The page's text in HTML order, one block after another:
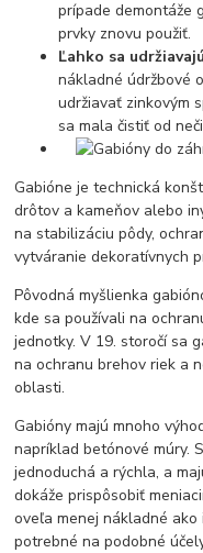
prípade demontáže
prvky znovu použiť.
Ľahko sa
nákladné údržbové
udržiavať zinkovým
sa mala čistiť od
Gabióne je technická
drôtov a kameňov alebo
na stabilizáciu pôdy,
vytváranie dekoratívnych
Pôvodná myšlienka
kde sa používali na
jednotky. V 19. storočí sa
na ochranu brehov riek a
oblasti.
Gabióny majú mnoho
napríklad betónové múry.
jednoduchá a rýchla, a
dokáže prispôsobiť
oveľa menej nákladné
potrebné na podobné